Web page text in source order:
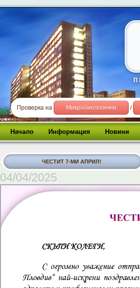
Проверка на Микробиологични /
Начало Информация Новини
ЧЕСТИТ 7-МИ АПРИЛ!
04/04/2025